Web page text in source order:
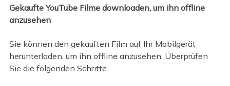
Gekaufte YouTube Filme downloaden, um ihn offline
anzusehen
Sie können den gekauften Film auf Ihr Mobilgerät
herunterladen, um ihn offline anzusehen. Überprüfen
Sie die folgenden Schritte.